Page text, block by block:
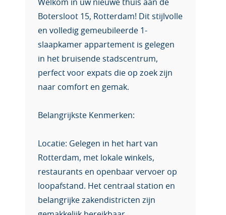
Welkom in uw nieuwe thuis aan de
Botersloot 15, Rotterdam! Dit stijlvolle
en volledig gemeubileerde 1-
slaapkamer appartement is gelegen
in het bruisende stadscentrum,
perfect voor expats die op zoek zijn
naar comfort en gemak.
Belangrijkste Kenmerken:
Locatie: Gelegen in het hart van
Rotterdam, met lokale winkels,
restaurants en openbaar vervoer op
loopafstand. Het centraal station en
belangrijke zakendistricten zijn